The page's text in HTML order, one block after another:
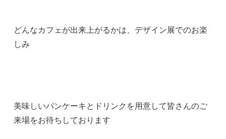
どんなカフェが出来上がるかは、デザイン展でのお楽
しみ
美味しいパンケーキとドリンクを用意して皆さんのご
来場をお待ちしております